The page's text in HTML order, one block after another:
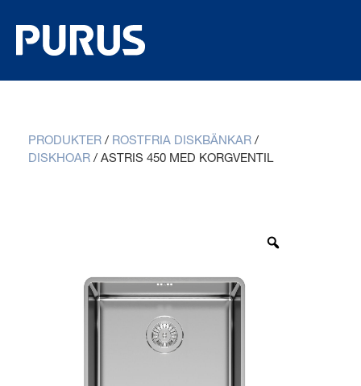
PRODUKTER / ROSTFRIA DISKBÄNKAR /
DISKHOAR / ASTRIS 450 MED KORGVENTIL